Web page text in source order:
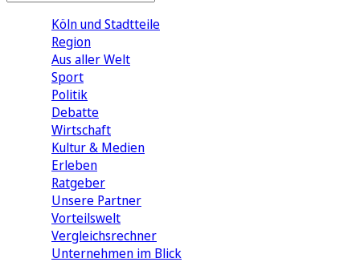
Köln und Stadtteile
Region
Aus aller Welt
Sport
Politik
Debatte
Wirtschaft
Kultur & Medien
Erleben
Ratgeber
Unsere Partner
Vorteilswelt
Vergleichsrechner
Unternehmen im Blick